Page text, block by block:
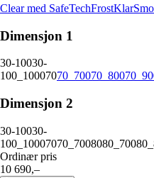
Clear med SafeTechFrostKlar
Dimensjon 1
30-10030-
100_10007070_70070_800
Dimensjon 2
30-10030-
100_10007070_7008080_700
Ordinær pris
10 690,–